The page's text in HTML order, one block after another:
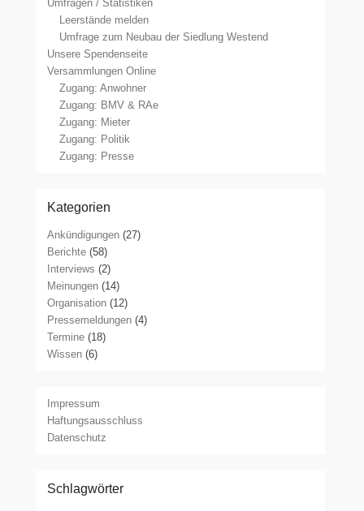
Umfragen / Statistiken
Leerstände melden
Umfrage zum Neubau der Siedlung Westend
Unsere Spendenseite
Versammlungen Online
Zugang: Anwohner
Zugang: BMV & RAe
Zugang: Mieter
Zugang: Politik
Zugang: Presse
Kategorien
Ankündigungen (27)
Berichte (58)
Interviews (2)
Meinungen (14)
Organisation (12)
Pressemeldungen (4)
Termine (18)
Wissen (6)
Impressum
Haftungsausschluss
Datenschutz
Schlagwörter